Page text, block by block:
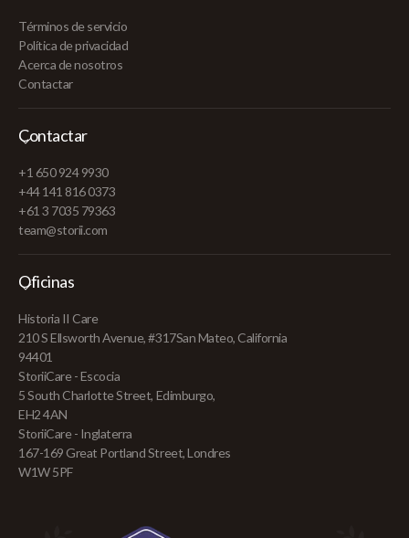
Términos de servicio
Política de privacidad
Acerca de nosotros
Contactar
Contactar
+1 650 924 9930
+44 141 816 0373
+61 3 7035 79363
team@storii.com
Oficinas
Historia II Care
210 S Ellsworth Avenue, #317San Mateo, California
94401
StoriiCare - Escocia
5 South Charlotte Street, Edimburgo,
EH2 4AN
StoriiCare - Inglaterra
167-169 Great Portland Street, Londres
W1W 5PF